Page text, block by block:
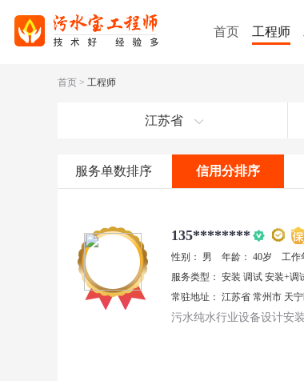
首页 工程师
首页 > 工程师
江苏省
服务单数排序 信用分排序
135********
性别：
男 年龄： 40岁 工作
服务类型： 安装 调试 安装+调
常驻地址： 江苏省 常州市 天
污水纯水行业设备设计安